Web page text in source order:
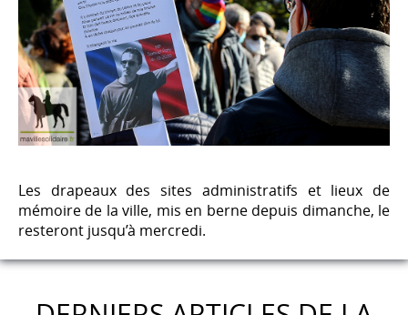
Les drapeaux des sites administratifs et lieux de
mémoire de la ville, mis en berne depuis dimanche, le
resteront jusqu’à mercredi.